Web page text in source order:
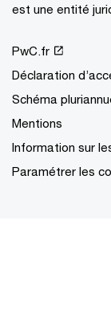
est une entité
PwC.fr
Déclaration
Schéma
Mentions
Information sur
Paramétrer les